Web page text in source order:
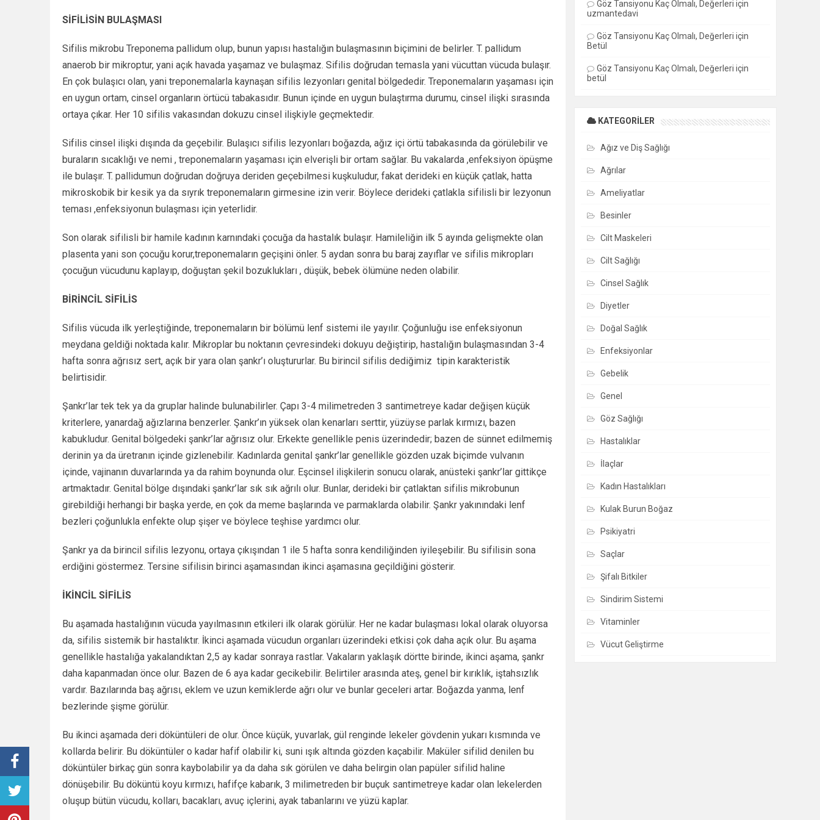
SİFİLİSİN BULAŞMASI
Sifilis mikrobu Treponema pallidum olup, bunun yapısı hastalığın bulaşmasının biçimini de belirler. T. pallidum
anaerob bir mikroptur, yani açık havada yaşamaz ve bulaşmaz. Sifilis doğrudan temasla yani vücuttan vücuda bulaşır.
En çok bulaşıcı olan, yani treponemalarla kaynaşan sifilis lezyonları genital bölgededir. Treponemaların yaşaması için
en uygun ortam, cinsel organların örtücü tabakasıdır. Bunun içinde en uygun bulaştırma durumu, cinsel ilişki sırasında
ortaya çıkar. Her 10 sifilis vakasından dokuzu cinsel ilişkiyle geçmektedir.
Sifilis cinsel ilişki dışında da geçebilir. Bulaşıcı sifilis lezyonları boğazda, ağız içi örtü tabakasında da görülebilir ve
buraların sıcaklığı ve nemi , treponemaların yaşaması için elverişli bir ortam sağlar. Bu vakalarda ,enfeksiyon öpüşme
ile bulaşır. T. pallidumun doğrudan doğruya deriden geçebilmesi kuşkuludur, fakat derideki en küçük çatlak, hatta
mikroskobik bir kesik ya da sıyrık treponemaların girmesine izin verir. Böylece derideki çatlakla sifilisli bir lezyonun
teması ,enfeksiyonun bulaşması için yeterlidir.
Son olarak sifilisli bir hamile kadının karnındaki çocuğa da hastalık bulaşır. Hamileliğin ilk 5 ayında gelişmekte olan
plasenta yani son çocuğu korur,treponemaların geçişini önler. 5 aydan sonra bu baraj zayıflar ve sifilis mikropları
çocuğun vücudunu kaplayıp, doğuştan şekil bozuklukları , düşük, bebek ölümüne neden olabilir.
BİRİNCİL SİFİLİS
Sifilis vücuda ilk yerleştiğinde, treponemaların bir bölümü lenf sistemi ile yayılır. Çoğunluğu ise enfeksiyonun
meydana geldiği noktada kalır. Mikroplar bu noktanın çevresindeki dokuyu değiştirip, hastalığın bulaşmasından 3-4
hafta sonra ağrısız sert, açık bir yara olan şankr’ı oluştururlar. Bu birincil sifilis dediğimiz tipin karakteristik
belirtisidir.
Şankr’lar tek tek ya da gruplar halinde bulunabilirler. Çapı 3-4 milimetreden 3 santimetreye kadar değişen küçük
kriterlere, yanardağ ağızlarına benzerler. Şankr’ın yüksek olan kenarları serttir, yüzüyse parlak kırmızı, bazen
kabukludur. Genital bölgedeki şankr’lar ağrısız olur. Erkekte genellikle penis üzerindedir; bazen de sünnet edilmemiş
derinin ya da üretranın içinde gizlenebilir. Kadınlarda genital şankr’lar genellikle gözden uzak biçimde vulvanın
içinde, vajinanın duvarlarında ya da rahim boynunda olur. Eşcinsel ilişkilerin sonucu olarak, anüsteki şankr’lar gittikçe
artmaktadır. Genital bölge dışındaki şankr’lar sık sık ağrılı olur. Bunlar, derideki bir çatlaktan sifilis mikrobunun
girebildiği herhangi bir başka yerde, en çok da meme başlarında ve parmaklarda olabilir. Şankr yakınındaki lenf
bezleri çoğunlukla enfekte olup şişer ve böylece teşhise yardımcı olur.
Şankr ya da birincil sifilis lezyonu, ortaya çıkışından 1 ile 5 hafta sonra kendiliğinden iyileşebilir. Bu sifilisin sona
erdiğini göstermez. Tersine sifilisin birinci aşamasından ikinci aşamasına geçildiğini gösterir.
İKİNCİL SİFİLİS
Bu aşamada hastalığının vücuda yayılmasının etkileri ilk olarak görülür. Her ne kadar bulaşması lokal olarak oluyorsa
da, sifilis sistemik bir hastalıktır. İkinci aşamada vücudun organları üzerindeki etkisi çok daha açık olur. Bu aşama
genellikle hastalığa yakalandıktan 2,5 ay kadar sonraya rastlar. Vakaların yaklaşık dörtte birinde, ikinci aşama, şankr
daha kapanmadan önce olur. Bazen de 6 aya kadar gecikebilir. Belirtiler arasında ateş, genel bir kırıklık, iştahsızlık
vardır. Bazılarında baş ağrısı, eklem ve uzun kemiklerde ağrı olur ve bunlar geceleri artar. Boğazda yanma, lenf
bezlerinde şişme görülür.
Bu ikinci aşamada deri döküntüleri de olur. Önce küçük, yuvarlak, gül renginde lekeler gövdenin yukarı kısmında ve
kollarda belirir. Bu döküntüler o kadar hafif olabilir ki, suni ışık altında gözden kaçabilir. Maküler sifilid denilen bu
döküntüler birkaç gün sonra kaybolabilir ya da daha sık görülen ve daha belirgin olan papüler sifilid haline
dönüşebilir. Bu döküntü koyu kırmızı, hafifçe kabarık, 3 milimetreden bir buçuk santimetreye kadar olan lekelerden
oluşup bütün vücudu, kolları, bacakları, avuç içlerini, ayak tabanlarını ve yüzü kaplar.
Göz Tansiyonu Kaç Olmalı, Değerleri için
uzmantedavi
Göz Tansiyonu Kaç Olmalı, Değerleri için
Betül
Göz Tansiyonu Kaç Olmalı, Değerleri için
betül
KATEGORILER
Ağız ve Diş Sağlığı
Ağrılar
Ameliyatlar
Besinler
Cilt Maskeleri
Cilt Sağlığı
Cinsel Sağlık
Diyetler
Doğal Sağlık
Enfeksiyonlar
Gebelik
Genel
Göz Sağlığı
Hastalıklar
İlaçlar
Kadın Hastalıkları
Kulak Burun Boğaz
Psikiyatri
Saçlar
Şifalı Bitkiler
Sindirim Sistemi
Vitaminler
Vücut Geliştirme